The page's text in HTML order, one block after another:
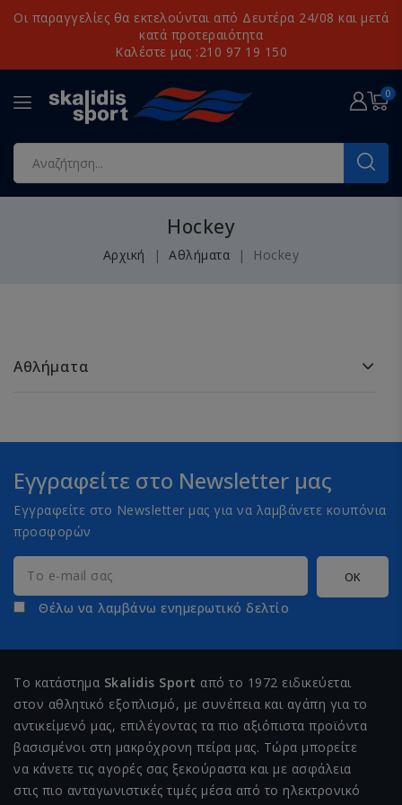
Οι παραγγελίες θα εκτελούνται από Δευτέρα 24/08 και μετά
κατά προτεραιότητα
Καλέστε μας :210 97 19 150
0
Hockey
Αρχική Αθλήματα Hockey
Αθλήματα
Εγγραφείτε στο Newsletter μας
Εγγραφείτε στο Newsletter μας για να λαμβάνετε κουπόνια
προσφορών
Θέλω να λαμβάνω ενημερωτικό δελτίο
Το κατάστημα Skalidis Sport από το 1972 ειδικεύεται
στον αθλητικό εξοπλισμό, με συνέπεια και αγάπη για το
αντικείμενό μας, επιλέγοντας τα πιο αξιόπιστα προϊόντα
βασισμένοι στη μακρόχρονη πείρα μας. Τώρα μπορείτε
να κάνετε τις αγορές σας ξεκούραστα και με ασφάλεια
στις πιο ανταγωνιστικές τιμές μέσα από το ηλεκτρονικό